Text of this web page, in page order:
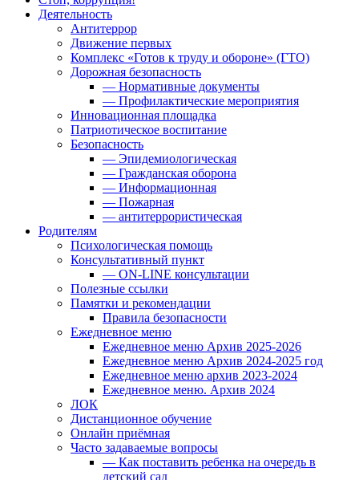
Деятельность
Антитеррор
Движение первых
Комплекс «Готов к труду и обороне» (ГТО)
Дорожная безопасность
— Нормативные документы
— Профилактические мероприятия
Инновационная площадка
Патриотическое воспитание
Безопасность
— Эпидемиологическая
— Гражданская оборона
— Информационная
— Пожарная
— антитеррористическая
Родителям
Психологическая помощь
Консультативный пункт
— ON-LINE консультации
Полезные ссылки
Памятки и рекомендации
Правила безопасности
Ежедневное меню
Ежедневное меню Архив 2025-2026
Ежедневное меню Архив 2024-2025 год
Ежедневное меню архив 2023-2024
Ежедневное меню. Архив 2024
ЛОК
Дистанционное обучение
Онлайн приёмная
Часто задаваемые вопросы
— Как поставить ребенка на очередь в
детский сад